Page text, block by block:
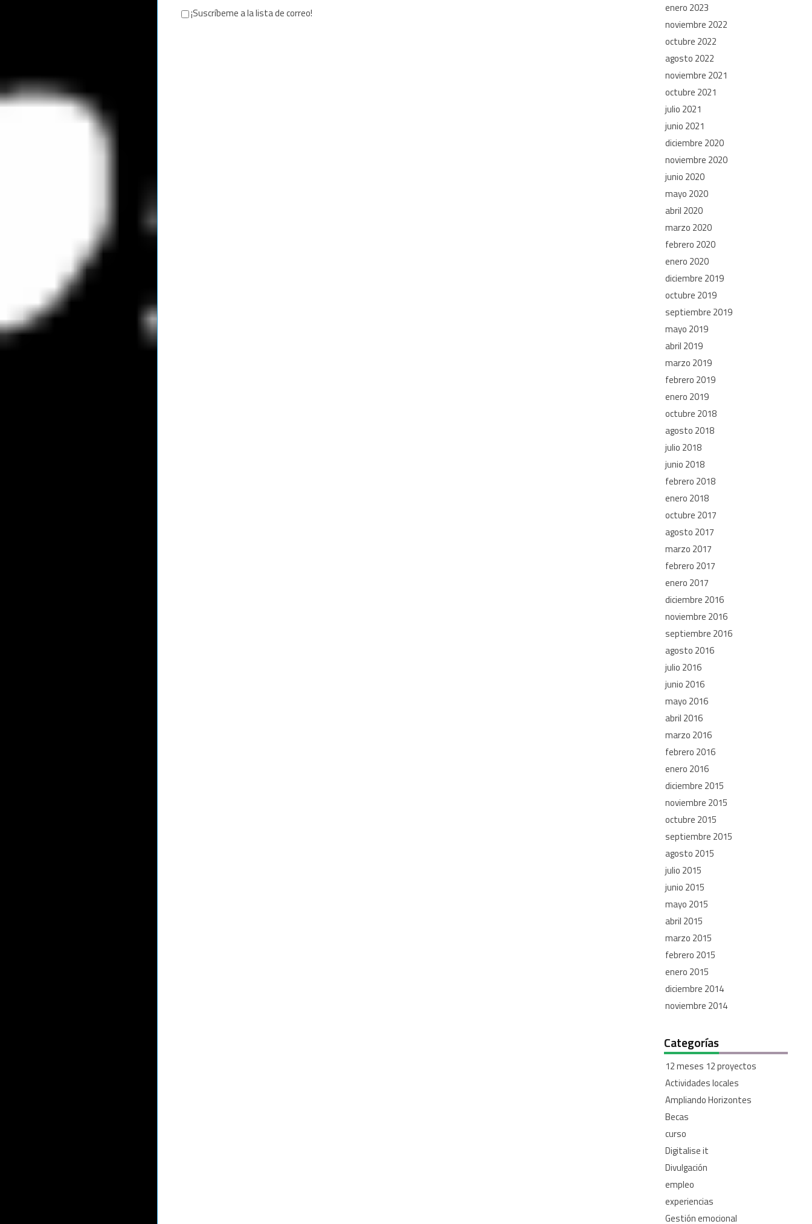
¡Suscríbeme a la lista de correo!
enero 2023
noviembre 2022
octubre 2022
agosto 2022
noviembre 2021
octubre 2021
julio 2021
junio 2021
diciembre 2020
noviembre 2020
junio 2020
mayo 2020
abril 2020
marzo 2020
febrero 2020
enero 2020
diciembre 2019
octubre 2019
septiembre 2019
mayo 2019
abril 2019
marzo 2019
febrero 2019
enero 2019
octubre 2018
agosto 2018
julio 2018
junio 2018
febrero 2018
enero 2018
octubre 2017
agosto 2017
marzo 2017
febrero 2017
enero 2017
diciembre 2016
noviembre 2016
septiembre 2016
agosto 2016
julio 2016
junio 2016
mayo 2016
abril 2016
marzo 2016
febrero 2016
enero 2016
diciembre 2015
noviembre 2015
octubre 2015
septiembre 2015
agosto 2015
julio 2015
junio 2015
mayo 2015
abril 2015
marzo 2015
febrero 2015
enero 2015
diciembre 2014
noviembre 2014
Categorías
12 meses 12 proyectos
Actividades locales
Ampliando Horizontes
Becas
curso
Digitalise it
Divulgación
empleo
experiencias
Gestión emocional